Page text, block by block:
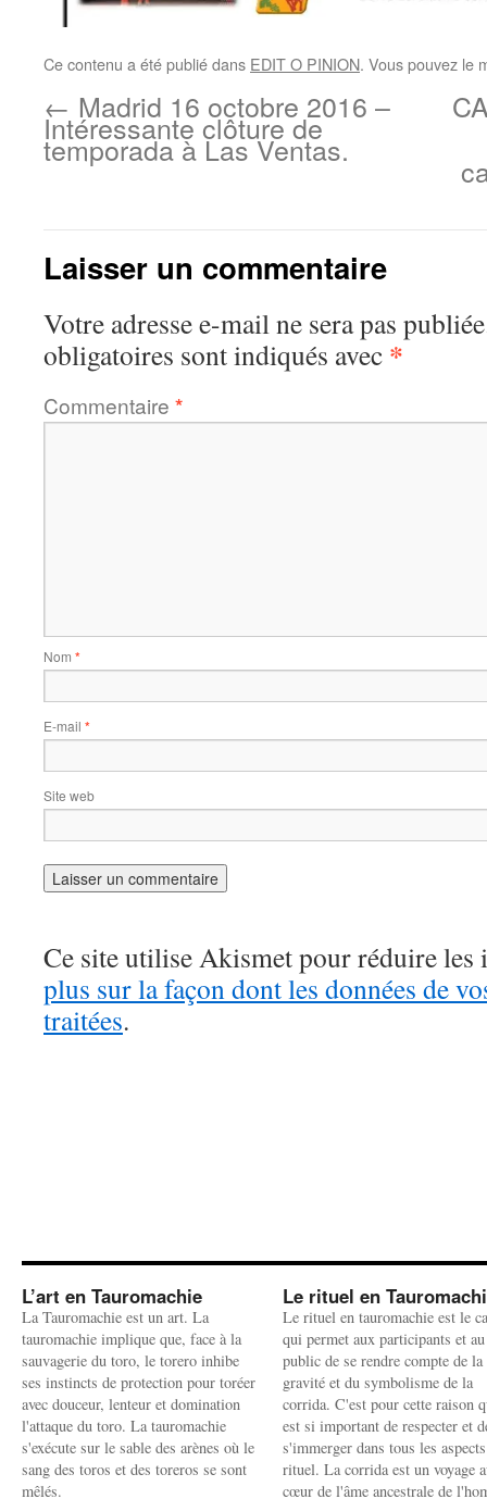
Ce contenu a été publié dans EDIT O PINION. Vous pouvez le
← Madrid 16 octobre 2016 –
Intéressante clôture de
temporada à Las Ventas.
Laisser un commentaire
Votre adresse e-mail ne sera pas
obligatoires sont indiqués avec *
Commentaire *
Nom *
E-mail *
Site web
Ce site utilise Akismet pour réduire les
plus sur la façon dont les données de
traitées.
L’art en Tauromachie
La Tauromachie est un art. La
tauromachie implique que, face à la
sauvagerie du toro, le torero inhibe
ses instincts de protection pour toréer
avec douceur, lenteur et domination
l'attaque du toro. La tauromachie
s'exécute sur le sable des arènes où le
sang des toros et des toreros se sont
mêlés.
Le rituel en
Le rituel en tauromachie est le
qui permet aux participants et au
public de se rendre compte de la
gravité et du symbolisme de la
corrida. C'est pour cette raison
est si important de respecter et
s'immerger dans tous les
rituel. La corrida est un voyage
cœur de l'âme ancestrale de